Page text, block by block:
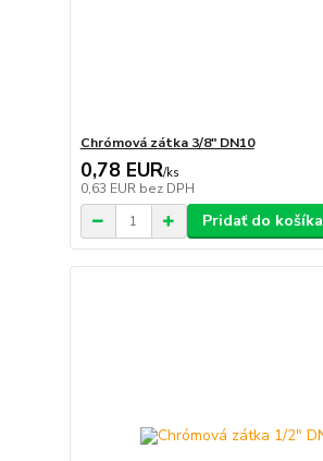
Chrómová zátka 3/8" DN10
0,78 EUR/ks
0,63 EUR bez DPH
Pridať do košíka